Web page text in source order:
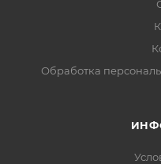
Обработка